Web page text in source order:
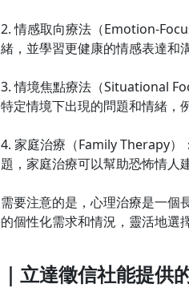
2. 情感取向療法（Emotion-
緒，並學習更健康的情感表達和
3. 情境焦點療法（Situational
特定情境下出現的問題和情緒，
4. 家庭治療（Family Therapy）
題，家庭治療可以幫助恐怖情人
需要注意的是，心理治療是一個
的個性化需求和情況，靈活地選
｜立達徵信社能提供